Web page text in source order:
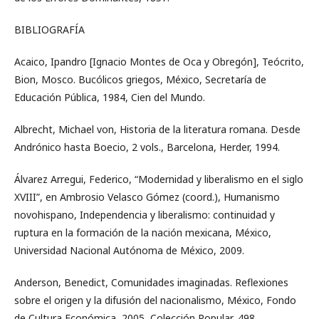
BIBLIOGRAFÍA
Acaico, Ipandro [Ignacio Montes de Oca y Obregón], Teócrito,
Bion, Mosco. Bucólicos griegos, México, Secretaría de
Educación Pública, 1984, Cien del Mundo.
Albrecht, Michael von, Historia de la literatura romana. Desde
Andrónico hasta Boecio, 2 vols., Barcelona, Herder, 1994.
Álvarez Arregui, Federico, “Modernidad y liberalismo en el siglo
XVIII”, en Ambrosio Velasco Gómez (coord.), Humanismo
novohispano, Independencia y liberalismo: continuidad y
ruptura en la formación de la nación mexicana, México,
Universidad Nacional Autónoma de México, 2009.
Anderson, Benedict, Comunidades imaginadas. Reflexiones
sobre el origen y la difusión del nacionalismo, México, Fondo